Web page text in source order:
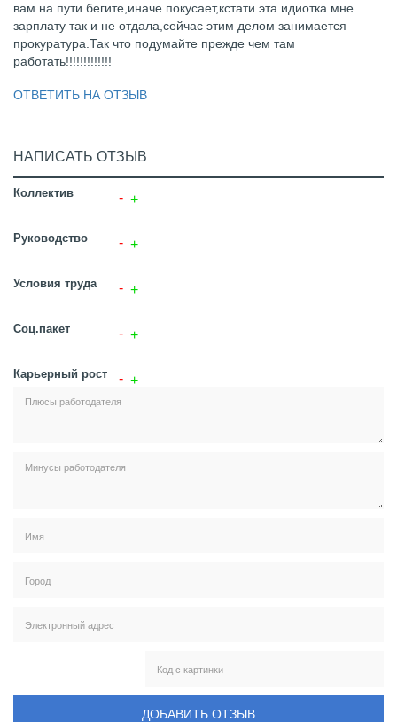
вам на пути бегите,иначе покусает,кстати эта идиотка мне
зарплату так и не отдала,сейчас этим делом занимается
прокуратура.Так что подумайте прежде чем там
работать!!!!!!!!!!!!!
ОТВЕТИТЬ НА ОТЗЫВ
НАПИСАТЬ ОТЗЫВ
Коллектив
Руководство
Условия труда
Соц.пакет
Карьерный рост
ДОБАВИТЬ ОТЗЫВ